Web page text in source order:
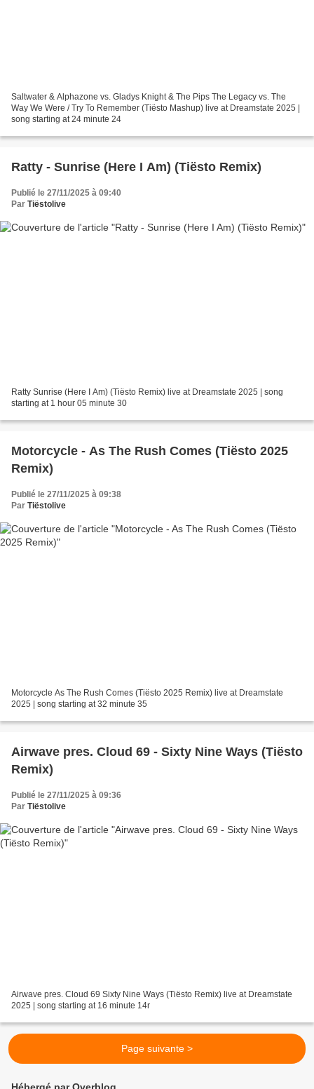
Saltwater & Alphazone vs. Gladys Knight & The Pips The Legacy vs. The
Way We Were / Try To Remember (Tiësto Mashup) live at Dreamstate 2025 |
song starting at 24 minute 24
Ratty - Sunrise (Here I Am) (Tiësto Remix)
Publié le 27/11/2025 à 09:40
Par Tiëstolive
Ratty Sunrise (Here I Am) (Tiësto Remix) live at Dreamstate 2025 | song
starting at 1 hour 05 minute 30
Motorcycle - As The Rush Comes (Tiësto 2025
Remix)
Publié le 27/11/2025 à 09:38
Par Tiëstolive
Motorcycle As The Rush Comes (Tiësto 2025 Remix) live at Dreamstate
2025 | song starting at 32 minute 35
Airwave pres. Cloud 69 - Sixty Nine Ways (Tiësto
Remix)
Publié le 27/11/2025 à 09:36
Par Tiëstolive
Airwave pres. Cloud 69 Sixty Nine Ways (Tiësto Remix) live at Dreamstate
2025 | song starting at 16 minute 14r
Page suivante >